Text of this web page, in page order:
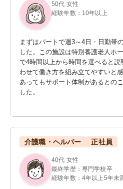
50代 女性
経験年数：10年以上
まずはパートで週3～4日・日勤帯
した。この施設は特別養護老人ホ
で4時間以上から時間を選べると
わせて働き方を組み立てやすいと
あってもサポート体制があるとの
した。
介護職・ヘルパー 正社員
40代 女性
最終学歴：専門学校卒
経験年数：4年以上5年未